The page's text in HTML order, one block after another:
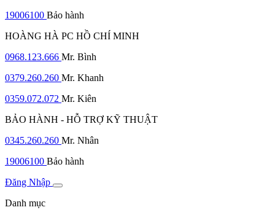
19006100 Bảo hành
HOÀNG HÀ PC HỒ CHÍ MINH
0968.123.666 Mr. Bình
0379.260.260 Mr. Khanh
0359.072.072 Mr. Kiên
BẢO HÀNH - HỖ TRỢ KỸ THUẬT
0345.260.260 Mr. Nhân
19006100 Bảo hành
Đăng Nhập
Danh mục